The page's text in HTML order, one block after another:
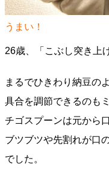
うまい！
26歳、「こぶし突き上
まるでひきわり納豆の
具合を調節できるのも
チゴスプーンは元から
ブツブツや先割れが口
でした。